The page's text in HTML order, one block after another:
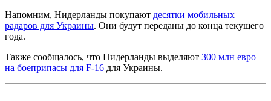
Напомним, Нидерланды покупают десятки мобильных
радаров для Украины. Они будут переданы до конца текущего
года.
Также сообщалось, что Нидерланды выделяют 300 млн евро
на боеприпасы для F-16 для Украины.